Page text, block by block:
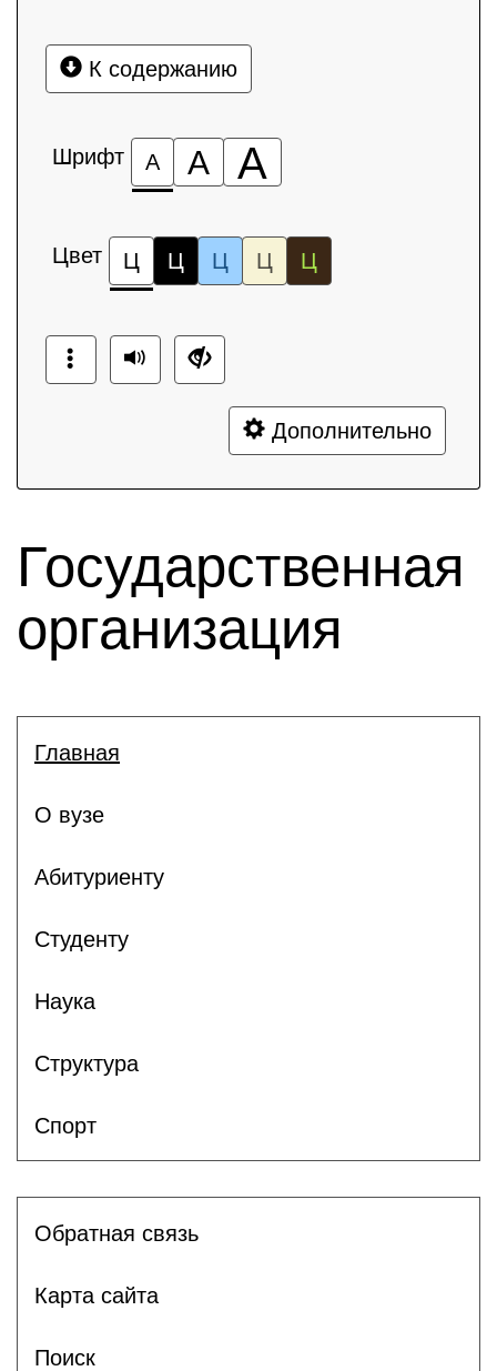
К содержанию
Шрифт А А А
Цвет Ц Ц Ц Ц Ц
Дополнительно
Государственная
организация
Главная
О вузе
Абитуриенту
Студенту
Наука
Структура
Спорт
Обратная связь
Карта сайта
Поиск